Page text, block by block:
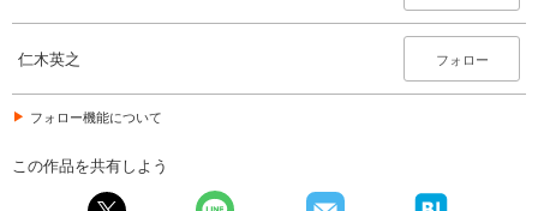
仁木英之 フォロー
フォロー機能について
この作品を共有しよう